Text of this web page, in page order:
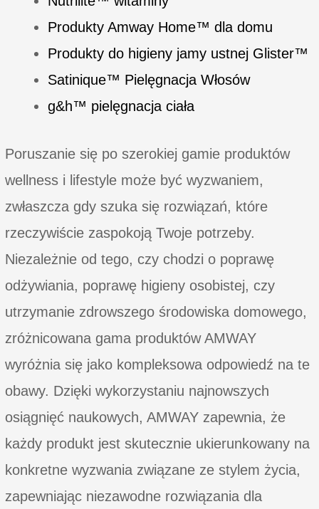
Produkty Amway Home™ dla domu
Produkty do higieny jamy ustnej Glister™
Satinique™ Pielęgnacja Włosów
g&h™ pielęgnacja ciała
Poruszanie się po szerokiej gamie produktów
wellness i lifestyle może być wyzwaniem,
zwłaszcza gdy szuka się rozwiązań, które
rzeczywiście zaspokoją Twoje potrzeby.
Niezależnie od tego, czy chodzi o poprawę
odżywiania, poprawę higieny osobistej, czy
utrzymanie zdrowszego środowiska domowego,
zróżnicowana gama produktów AMWAY
wyróżnia się jako kompleksowa odpowiedź na te
obawy. Dzięki wykorzystaniu najnowszych
osiągnięć naukowych, AMWAY zapewnia, że
każdy produkt jest skutecznie ukierunkowany na
konkretne wyzwania związane ze stylem życia,
zapewniając niezawodne rozwiązania dla